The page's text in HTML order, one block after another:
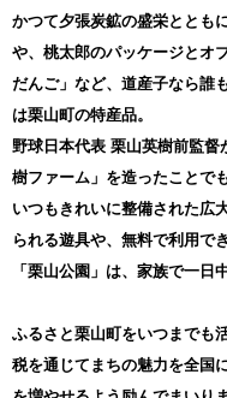
かつて夕張炭鉱の盛栄ととも
や、桃太郎のパッケージとオ
だんご」など、道産子なら誰
は栗山町の特産品。
野球日本代表 栗山英樹前監
樹ファーム」を造ったことで
いつもきれいに整備された広
られる遊具や、無料で利用で
「栗山公園」は、家族で一日
ふるさと栗山町をいつまでも
税を通じてまちの魅力を全国